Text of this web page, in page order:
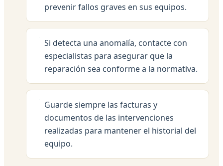
prevenir fallos graves en sus equipos.
Si detecta una anomalía, contacte con
especialistas para asegurar que la
reparación sea conforme a la normativa.
Guarde siempre las facturas y
documentos de las intervenciones
realizadas para mantener el historial del
equipo.